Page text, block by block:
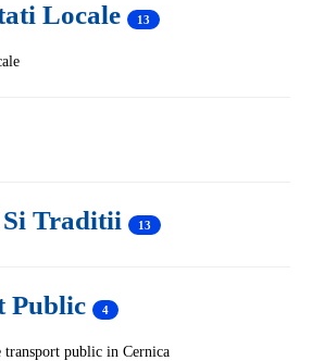
Locale 13
Traditii 13
Public 4
public in Cernica